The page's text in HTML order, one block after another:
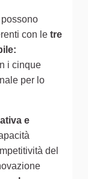
con le tre
i cinque
per lo
e
del